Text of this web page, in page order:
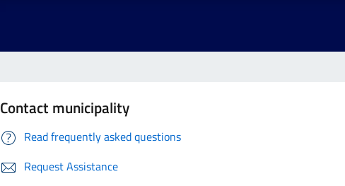
Contact municipality
Read frequently asked questions
Request Assistance